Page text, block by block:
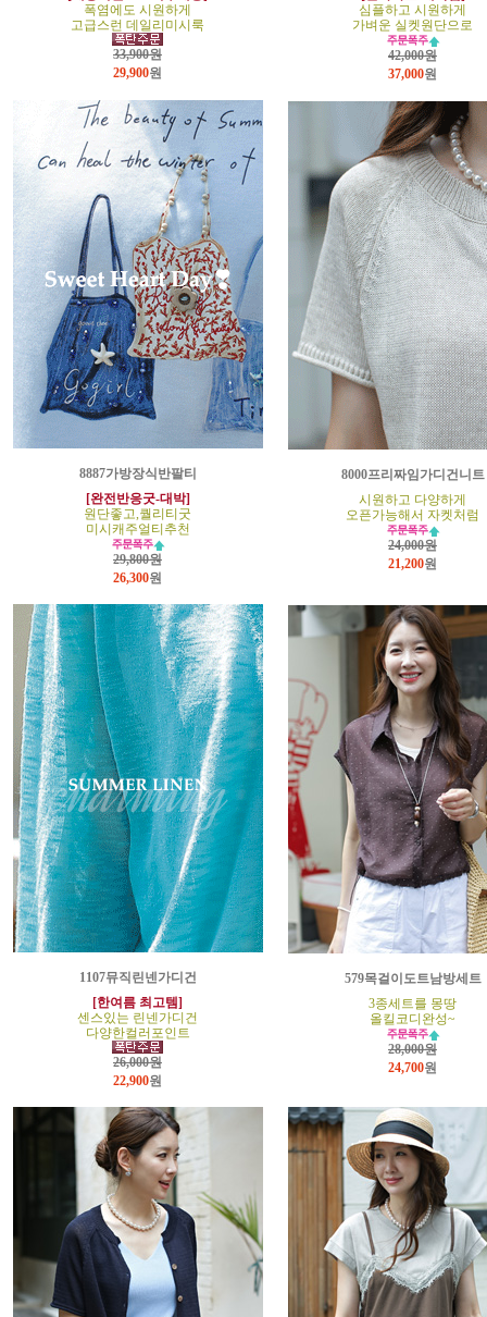
폭염에도 시원하게
고급스런 데일리미시룩
33,900원
29,900원
심플하고 시원하게
가벼운 실켓원단으로
42,000원
37,000원
8887가방장식반팔티
[완전반응굿-대박]
원단좋고,퀄리티굿
미시캐주얼티추천
29,800원
26,300원
8000프리짜임가디건니트
시원하고 다양하게
오픈가능해서 자켓처럼
24,000원
21,200원
1107뮤직린넨가디건
[한여름 최고템]
센스있는 린넨가디건
다양한컬러포인트
26,000원
22,900원
579목걸이도트남방세트
3종세트를 몽땅
올킬코디완성~
28,000원
24,700원